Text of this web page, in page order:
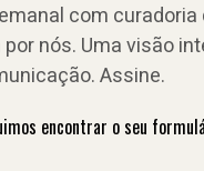
com curadoria
nós. Uma visão
Assine.
encontrar o seu